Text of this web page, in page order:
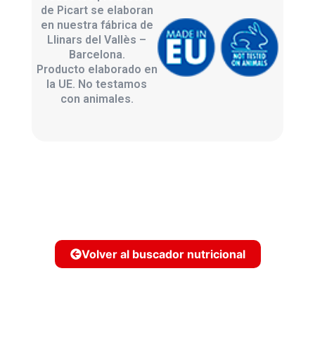
de Picart se elaboran
en nuestra fábrica de
Llinars del Vallès –
Barcelona.
Producto elaborado en
la UE. No testamos
con animales.
Volver al buscador nutricional